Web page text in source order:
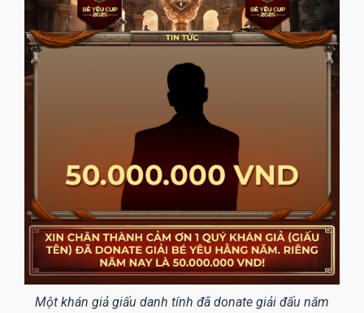
Một khán giả giấu danh tính đã donate giải đấu năm